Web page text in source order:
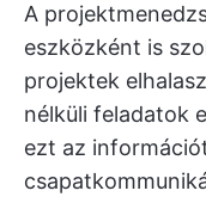
A
eszközként is
projektek
nélküli feladatok
ezt az